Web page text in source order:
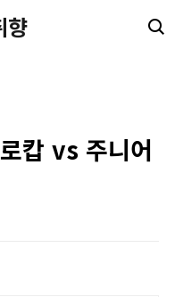
향
캅 vs 주니어